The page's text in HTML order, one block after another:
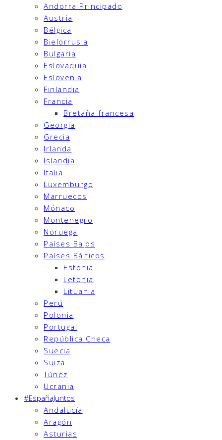
Andorra Principado
Austria
Bélgica
Bielorrusia
Bulgaria
Eslovaquia
Eslovenia
Finlandia
Francia
Bretaña francesa
Georgia
Grecia
Irlanda
Islandia
Italia
Luxemburgo
Marruecos
Mónaco
Montenegro
Noruega
Países Bajos
Países Bálticos
Estonia
Letonia
Lituania
Perú
Polonia
Portugal
República Checa
Suecia
Suiza
Túnez
Ucrania
#EspañaJuntos
Andalucía
Aragón
Asturias